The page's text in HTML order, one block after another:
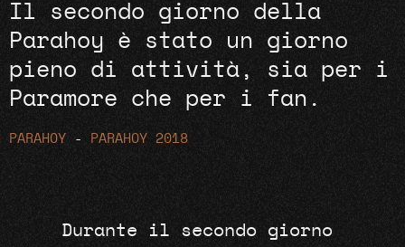
Il secondo giorno della
Parahoy è stato un giorno
pieno di attività, sia per i
Paramore che per i fan.
PARAHOY - PARAHOY 2018
Durante il secondo giorno